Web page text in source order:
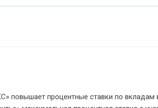
повышает процентные ставки по вкладам